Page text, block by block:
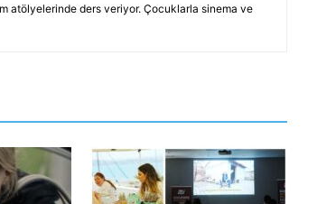
atölyelerinde ders veriyor. Çocuklarla sinema ve